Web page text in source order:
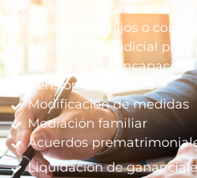
Divorcios, separaciones
Custodia de hijos o
Autorización judicial para
de menores e
Pensión alimenticia
Modificación de medidas
Mediación familiar
Acuerdos
Liquidación de